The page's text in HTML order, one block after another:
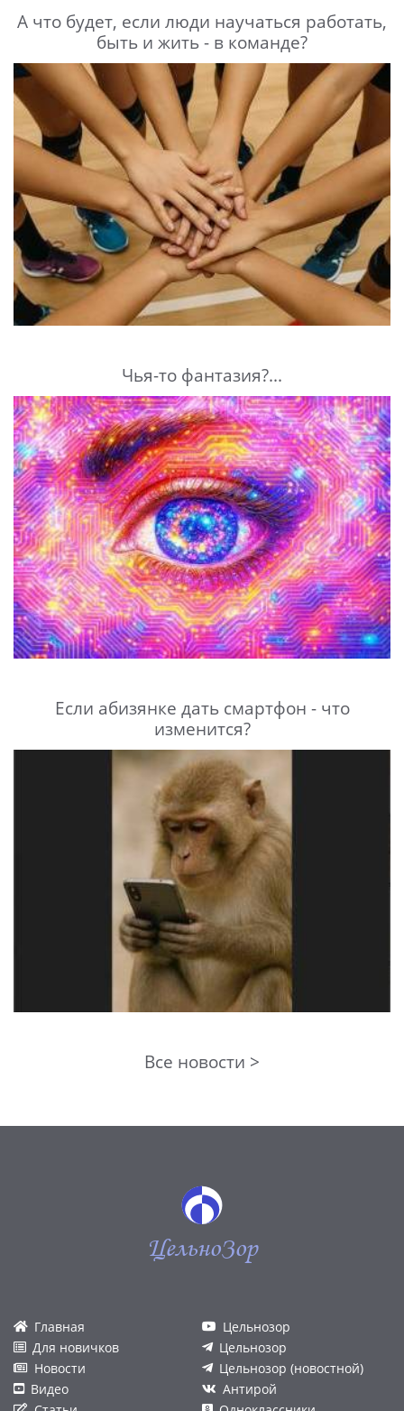
А что будет, если люди научаться работать,
быть и жить - в команде?
Чья-то фантазия?...
Если абизянке дать смартфон - что
изменится?
Все новости >
ЦельноЗор
Главная
Для новичков
Новости
Видео
Цельнозор
Цельнозор
Цельнозор (новостной)
Антирой